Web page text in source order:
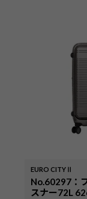
EURO CITYⅡ
No.60297：
スナー72L